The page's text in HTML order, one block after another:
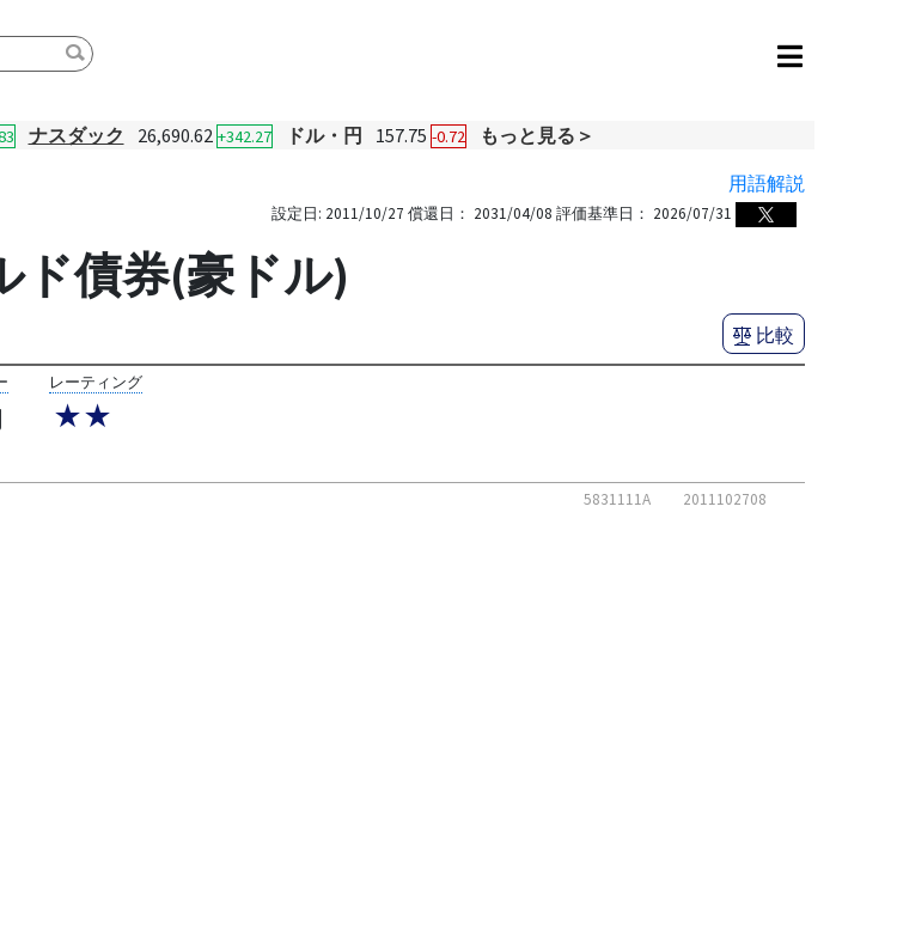
ナスダック 26,690.62 +342.27 ドル・円 157.75 -0.72
もっと見る＞
用語解説
設定日: 2011/10/27 償還日： 2031/04/08 評価基準日： 2026/07/31
ド債券(豪ドル)
比較
レーティング
★★
5831111A 2011102708